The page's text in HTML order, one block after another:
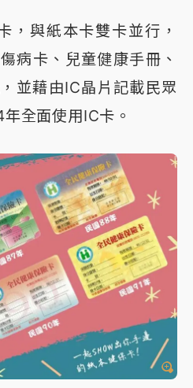
，與紙本卡雙卡並行，
病卡、兒童健康手冊、
並藉由IC晶片記載民眾
全面使用IC卡。